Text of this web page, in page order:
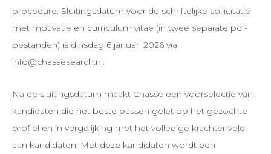
procedure. Sluitingsdatum voor de schriftelijke sollicitatie
met motivatie en curriculum vitae (in twee separate pdf-
bestanden) is dinsdag 6 januari 2026 via
info@chassesearch.nl.
Na de sluitingsdatum maakt Chasse een voorselectie van
kandidaten die het beste passen gelet op het gezochte
profiel en in vergelijking met het volledige krachtenveld
aan kandidaten. Met deze kandidaten wordt een